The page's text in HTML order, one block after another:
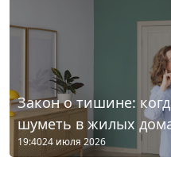
Закон о тишине:
шуметь в жилых
19:4024 июля 2026